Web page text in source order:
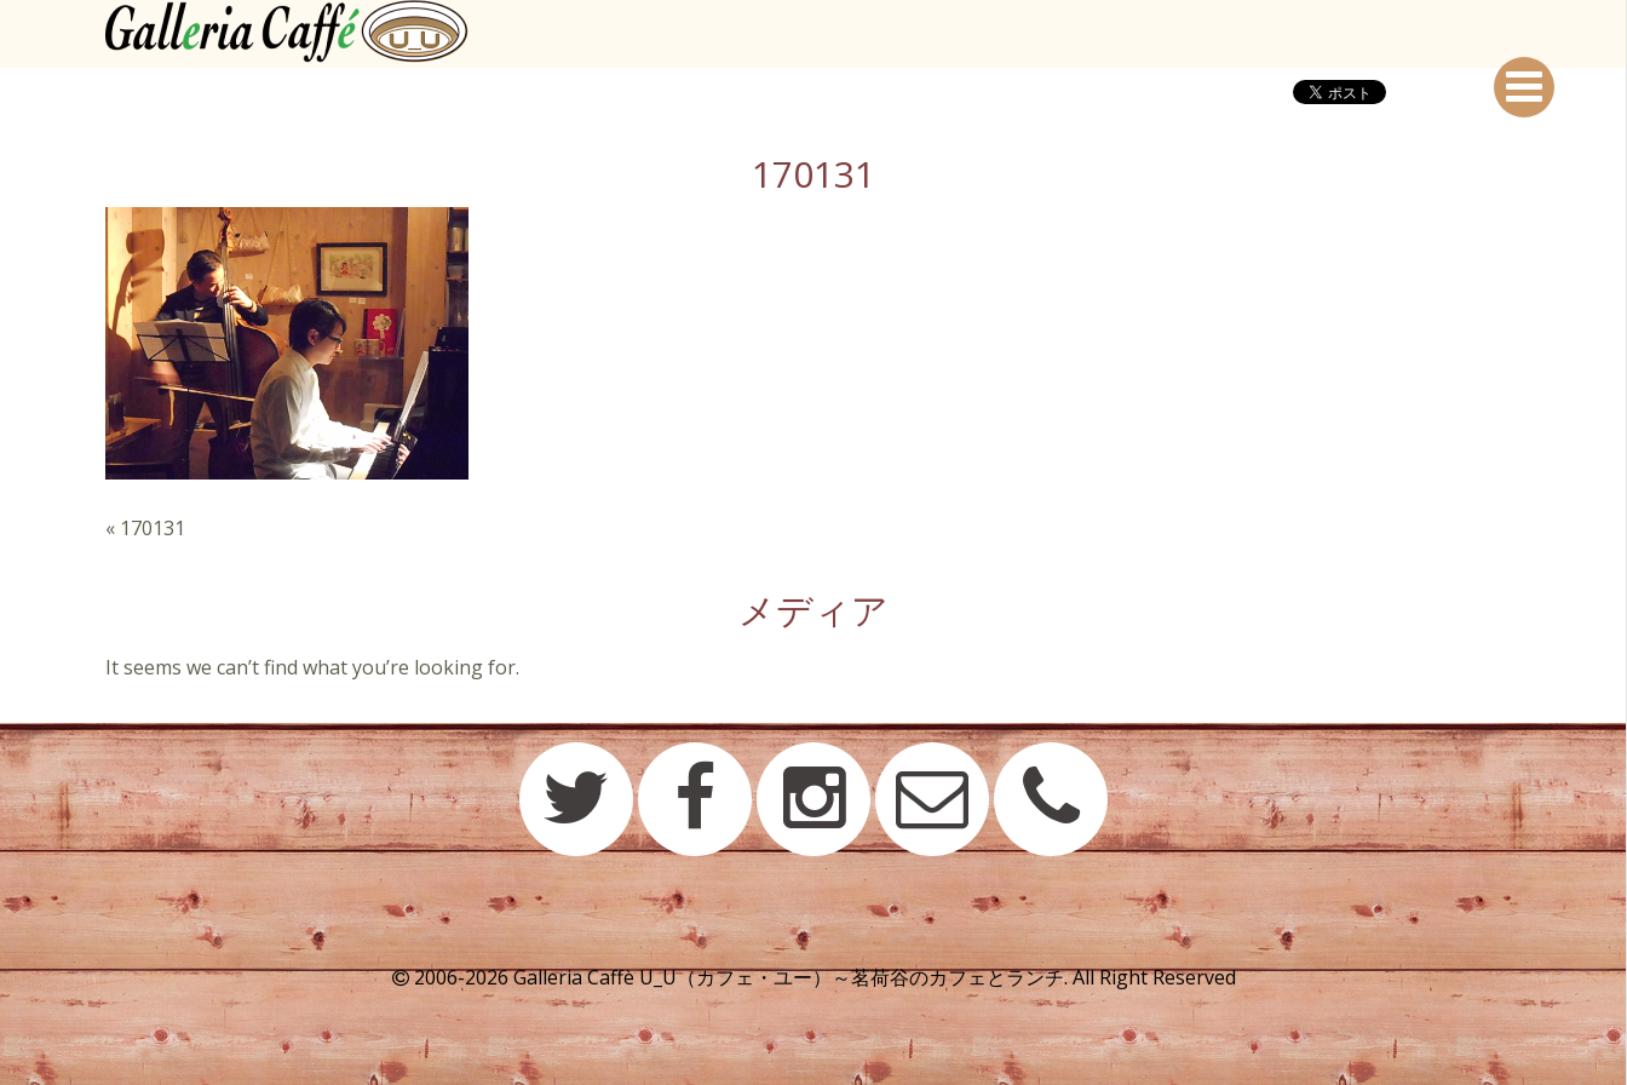
170131
« 170131
メディア
It seems we can’t find what you’re looking for.
2006-2026 Galleria Caffè U_U（カフェ・ユー）～茗荷谷のカフェとランチ. All Right Reserved